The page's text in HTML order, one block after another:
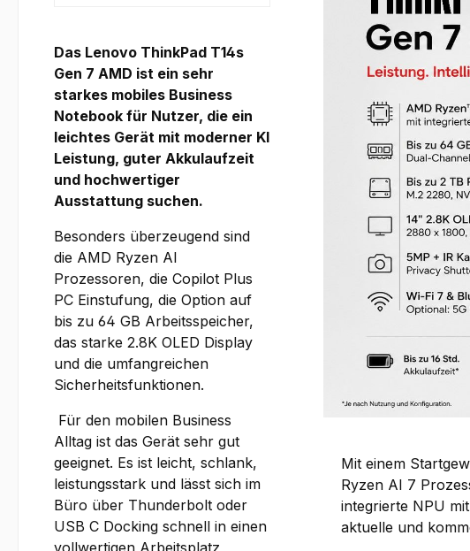
Das Lenovo ThinkPad T14s
Gen 7 AMD ist ein sehr
starkes mobiles Business
Notebook für Nutzer, die ein
leichtes Gerät mit moderner KI
Leistung, guter Akkulaufzeit
und hochwertiger
Ausstattung suchen.
Besonders überzeugend sind
die AMD Ryzen AI
Prozessoren, die Copilot Plus
PC Einstufung, die Option auf
bis zu 64 GB Arbeitsspeicher,
das starke 2.8K OLED Display
und die umfangreichen
Sicherheitsfunktionen.
Für den mobilen Business
Alltag ist das Gerät sehr gut
geeignet. Es ist leicht, schlank,
leistungsstark und lässt sich im
Büro über Thunderbolt oder
USB C Docking schnell in einen
Mit einem
Ryzen AI 7
integrierte NPU
aktuelle und